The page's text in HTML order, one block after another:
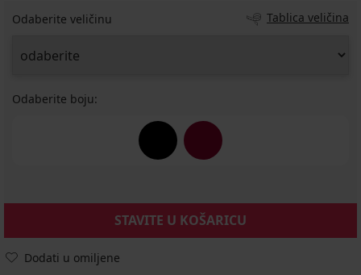
Odaberite veličinu Tablica veličina
Odaberite boju:
STAVITE U KOŠARICU
Dodati u omiljene